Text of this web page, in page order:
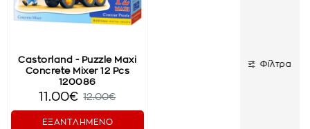
Castorland - Puzzle Maxi
Concrete Mixer 12 Pcs
120086
11.00€ 12.00€
ΕΞΑΝΤΛΗΜΕΝΟ
Φίλτρα